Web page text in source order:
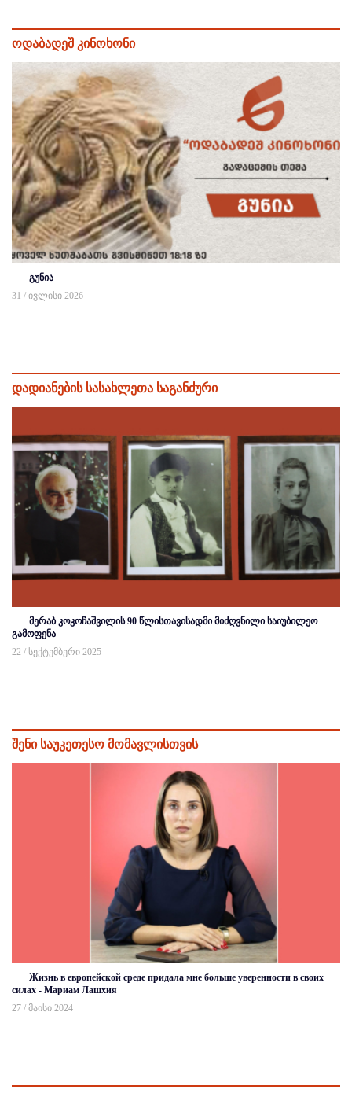
ოდაბადეშ კინოხონი
გუნია
31 / ივლისი 2026
დადიანების სასახლეთა საგანძური
მერაბ კოკოჩაშვილის 90 წლისთავისადმი მიძღვნილი საიუბილეო
გამოფენა
22 / სექტემბერი 2025
შენი საუკეთესო მომავლისთვის
Жизнь в европейской среде придала мне больше уверенности в своих
силах - Мариам Лашхия
27 / მაისი 2024